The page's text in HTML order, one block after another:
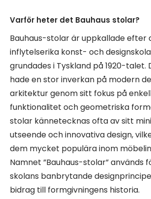
Varför heter det Bauhaus stolar?
Bauhaus-stolar är uppkallade efter
inflytelserika konst- och
grundades i Tyskland på 1920-talet.
hade en stor inverkan på modern
arkitektur genom sitt fokus på
funktionalitet och geometriska
stolar kännetecknas ofta av sitt
utseende och innovativa design,
dem mycket populära inom
Namnet ”Bauhaus-stolar” används
skolans banbrytande
bidrag till formgivningens historia.